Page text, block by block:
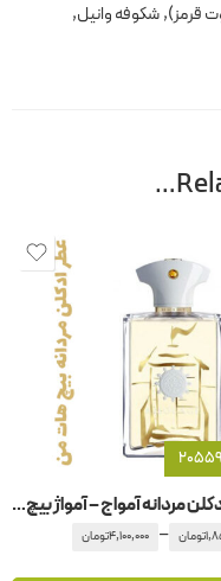
قرمز),شکوفه وانیل,
عطر ادکلن مردانه آمواج – آمواژ بیچ هات من مردانه
تومان –
4,100,000تومان